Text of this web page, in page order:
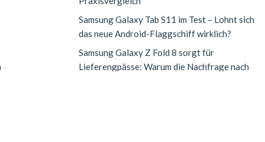
Samsung Galaxy Tab S11 im Test – Lohnt sich
das neue Android-Flaggschiff wirklich?
Samsung Galaxy Z Fold 8 sorgt für
Lieferengpässe: Warum die Nachfrage nach